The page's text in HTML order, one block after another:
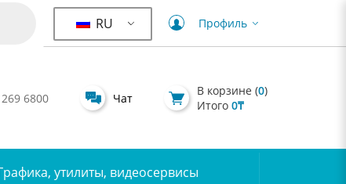
RU Профиль
6800 Чат В корзине (0)
Итого 0₸
утилиты, видеосервисы